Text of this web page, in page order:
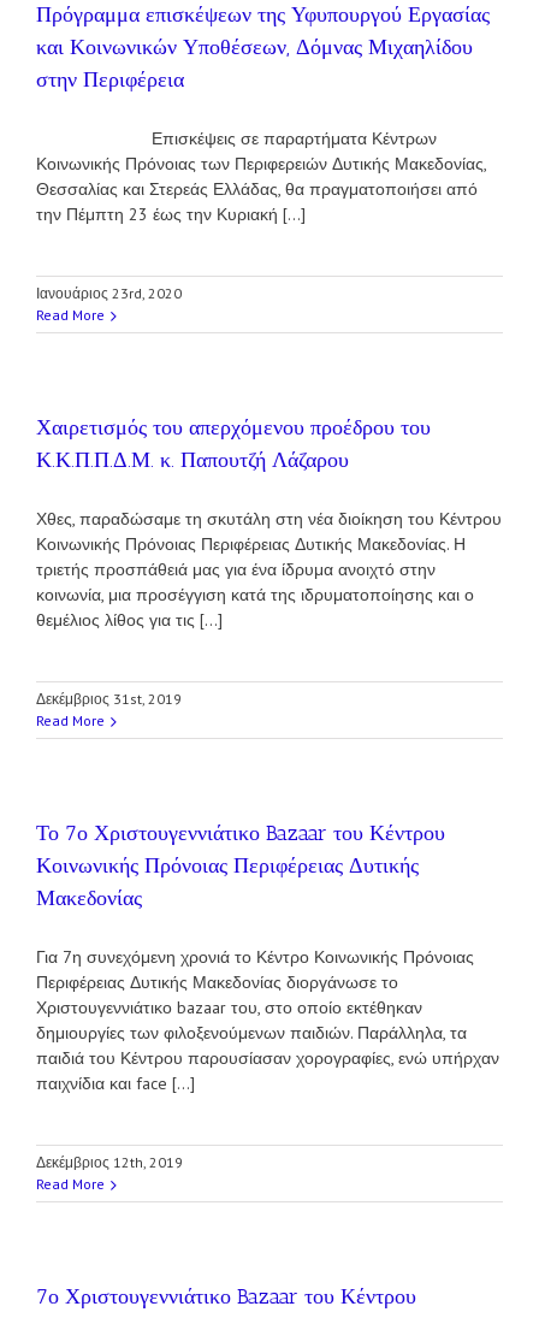
Πρόγραμμα επισκέψεων της Υφυπουργού Εργασίας
και Κοινωνικών Υποθέσεων, Δόμνας Μιχαηλίδου
στην Περιφέρεια
Επισκέψεις σε παραρτήματα Κέντρων
Κοινωνικής Πρόνοιας των Περιφερειών Δυτικής Μακεδονίας,
Θεσσαλίας και Στερεάς Ελλάδας, θα πραγματοποιήσει από
την Πέμπτη 23 έως την Κυριακή [...]
Ιανουάριος 23rd, 2020
Read More
Χαιρετισμός του απερχόμενου προέδρου του
Κ.Κ.Π.Π.Δ.Μ. κ. Παπουτζή Λάζαρου
Χθες, παραδώσαμε τη σκυτάλη στη νέα διοίκηση του Κέντρου
Κοινωνικής Πρόνοιας Περιφέρειας Δυτικής Μακεδονίας. Η
τριετής προσπάθειά μας για ένα ίδρυμα ανοιχτό στην
κοινωνία, μια προσέγγιση κατά της ιδρυματοποίησης και ο
θεμέλιος λίθος για τις [...]
Δεκέμβριος 31st, 2019
Read More
Το 7ο Χριστουγεννιάτικο Bazaar του Κέντρου
Κοινωνικής Πρόνοιας Περιφέρειας Δυτικής
Μακεδονίας
Για 7η συνεχόμενη χρονιά το Κέντρο Κοινωνικής Πρόνοιας
Περιφέρειας Δυτικής Μακεδονίας διοργάνωσε το
Χριστουγεννιάτικο bazaar του, στο οποίο εκτέθηκαν
δημιουργίες των φιλοξενούμενων παιδιών. Παράλληλα, τα
παιδιά του Κέντρου παρουσίασαν χορογραφίες, ενώ υπήρχαν
παιχνίδια και face [...]
Δεκέμβριος 12th, 2019
Read More
7ο Χριστουγεννιάτικο Bazaar του Κέντρου